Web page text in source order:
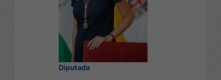
Diputada